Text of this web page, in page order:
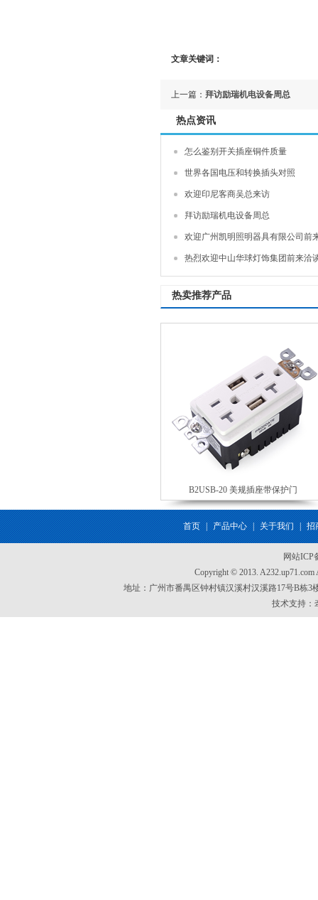
文章关键词：
上一篇： 拜访励瑞机电设备周总
热点资讯
怎么鉴别开关插座铜件质量
世界各国电压和转换插头对照
欢迎印尼客商吴总来访
拜访励瑞机电设备周总
欢迎广州凯明照明器具有限公司前
热烈欢迎中山华球灯饰集团前来洽
热卖推荐产品
B2USB-20 美规插座带保护门
首页 | 产品中心 | 关于我们 | 招
网站ICP
Copyright © 2013.
地址：广州市番禺区钟村镇汉溪村汉溪路17号B栋3
技术支持：